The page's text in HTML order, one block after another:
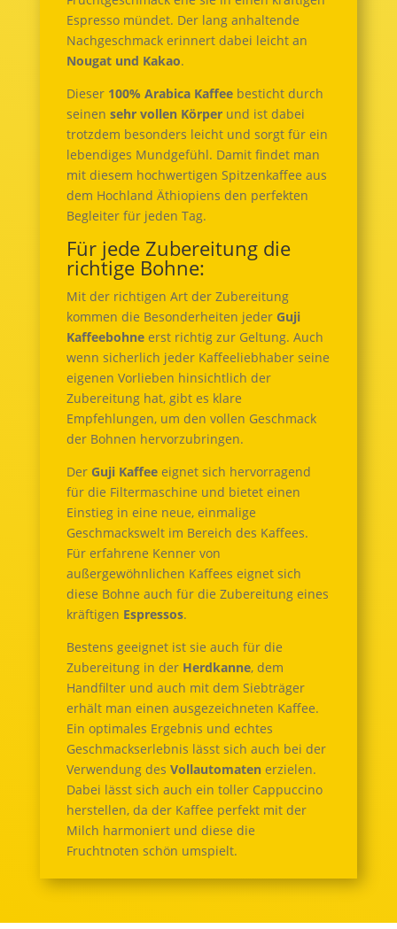
Espresso mündet. Der lang anhaltende
Nachgeschmack erinnert dabei leicht an
Nougat und Kakao.
Dieser 100% Arabica Kaffeebesticht durch
seinen sehr vollen Körperund ist dabei
trotzdem besonders leicht und sorgt für ein
lebendiges Mundgefühl. Damit findet man
mit diesem hochwertigen Spitzenkaffee aus
dem Hochland Äthiopiens den perfekten
Begleiter für jeden Tag.
Für jede Zubereitung die
richtige Bohne:
Mit der richtigen Art der Zubereitung
kommen die Besonderheiten jeder Guji
Kaffeebohneerst richtig zur Geltung. Auch
wenn sicherlich jeder Kaffeeliebhaber seine
eigenen Vorlieben hinsichtlich der
Zubereitung hat, gibt es klare
Empfehlungen, um den vollen Geschmack
der Bohnen hervorzubringen.
Der Guji Kaffeeeignet sich hervorragend
für die Filtermaschine und bietet einen
Einstieg in eine neue, einmalige
Geschmackswelt im Bereich des Kaffees.
Für erfahrene Kenner von
außergewöhnlichen Kaffees eignet sich
diese Bohne auch für die Zubereitung eines
kräftigen Espressos.
Bestens geeignet ist sie auch für die
Zubereitung in der Herdkanne, dem
Handfilter und auch mit dem Siebträger
erhält man einen ausgezeichneten Kaffee.
Ein optimales Ergebnis und echtes
Geschmackserlebnis lässt sich auch bei der
Verwendung des Vollautomaten erzielen.
Dabei lässt sich auch ein toller Cappuccino
herstellen, da der Kaffee perfekt mit der
Milch harmoniert und diese die
Fruchtnoten schön umspielt.